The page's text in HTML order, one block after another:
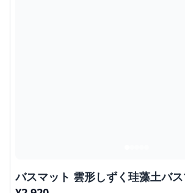
バスマット 雲形しずく珪藻土バス